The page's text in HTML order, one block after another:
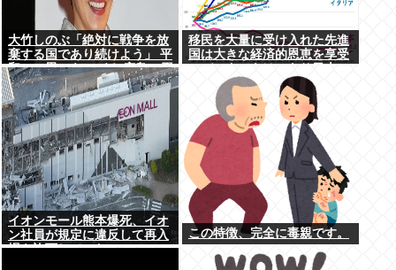
大竹しのぶ「絶対に戦争を放
棄する国であり続けよう」 平
和への思いをつづる 広島に原
爆が投下されてから81年
移民を大量に受け入れた先進
国は大きな経済的恩恵を享受
人負け示される
イオンモール熊本爆死、イオ
ン社員が規定に違反して再入
場を許可していた
この特徴、完全に毒親です。